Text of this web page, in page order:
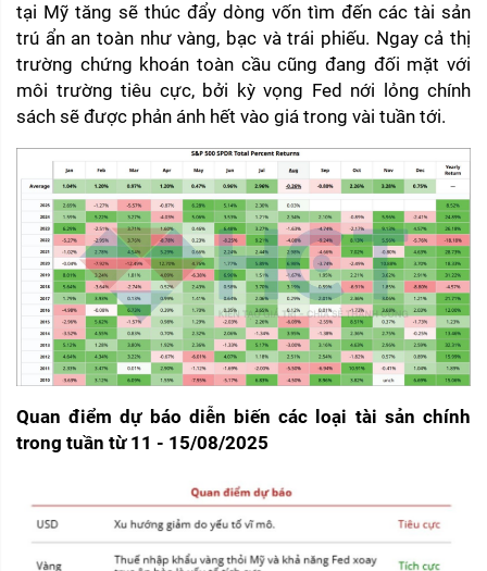
tại Mỹ tăng sẽ thúc đẩy dòng vốn tìm đến các tài sản
trú ẩn an toàn như vàng, bạc và trái phiếu. Ngay cả thị
trường chứng khoán toàn cầu cũng đang đối mặt với
môi trường tiêu cực, bởi kỳ vọng Fed nới lỏng chính
sách sẽ được phản ánh hết vào giá trong vài tuần tới.
Quan điểm dự báo diễn biến các loại tài sản chính
trong tuần từ 11 - 15/08/2025